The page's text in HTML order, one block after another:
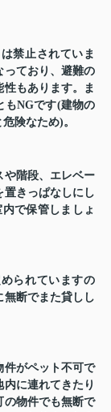
禁止されていま
っており、避難の
もあります。ま
もNGです(建物の
険なため)。
や階段、エレベー
置きっぱなしにし
で保管しましょ
られていますの
断でまた貸しし
件がペット不可で
に連れてきたり
の物件でも無断で